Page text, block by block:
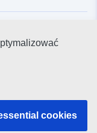
cookies